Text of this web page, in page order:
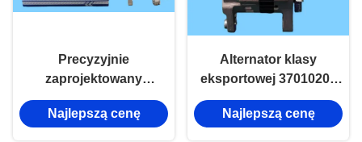
Precyzyjnie
zaprojektowany
alternator 3701100RLA
do wiatru lądowego X8
Najlepszą cenę
Alternator klasy
eksportowej 3701020I-
P301, precyzyjne
dopasowanie do
Najlepszą cenę